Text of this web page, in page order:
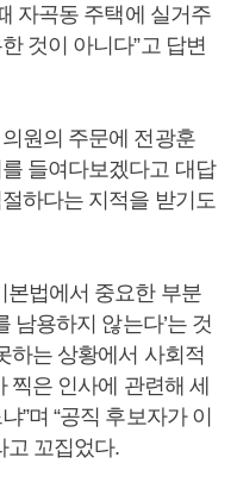
자곡동 주택에 실거주
것이 아니다”고 답변
원의 주문에 전광훈
들여다보겠다고 대답
하다는 지적을 받기도
본법에서 중요한 부분
남용하지 않는다’는 것
하는 상황에서 사회적
찍은 인사에 관련해 세
”며 “공직 후보자가 이
고 꼬집었다.